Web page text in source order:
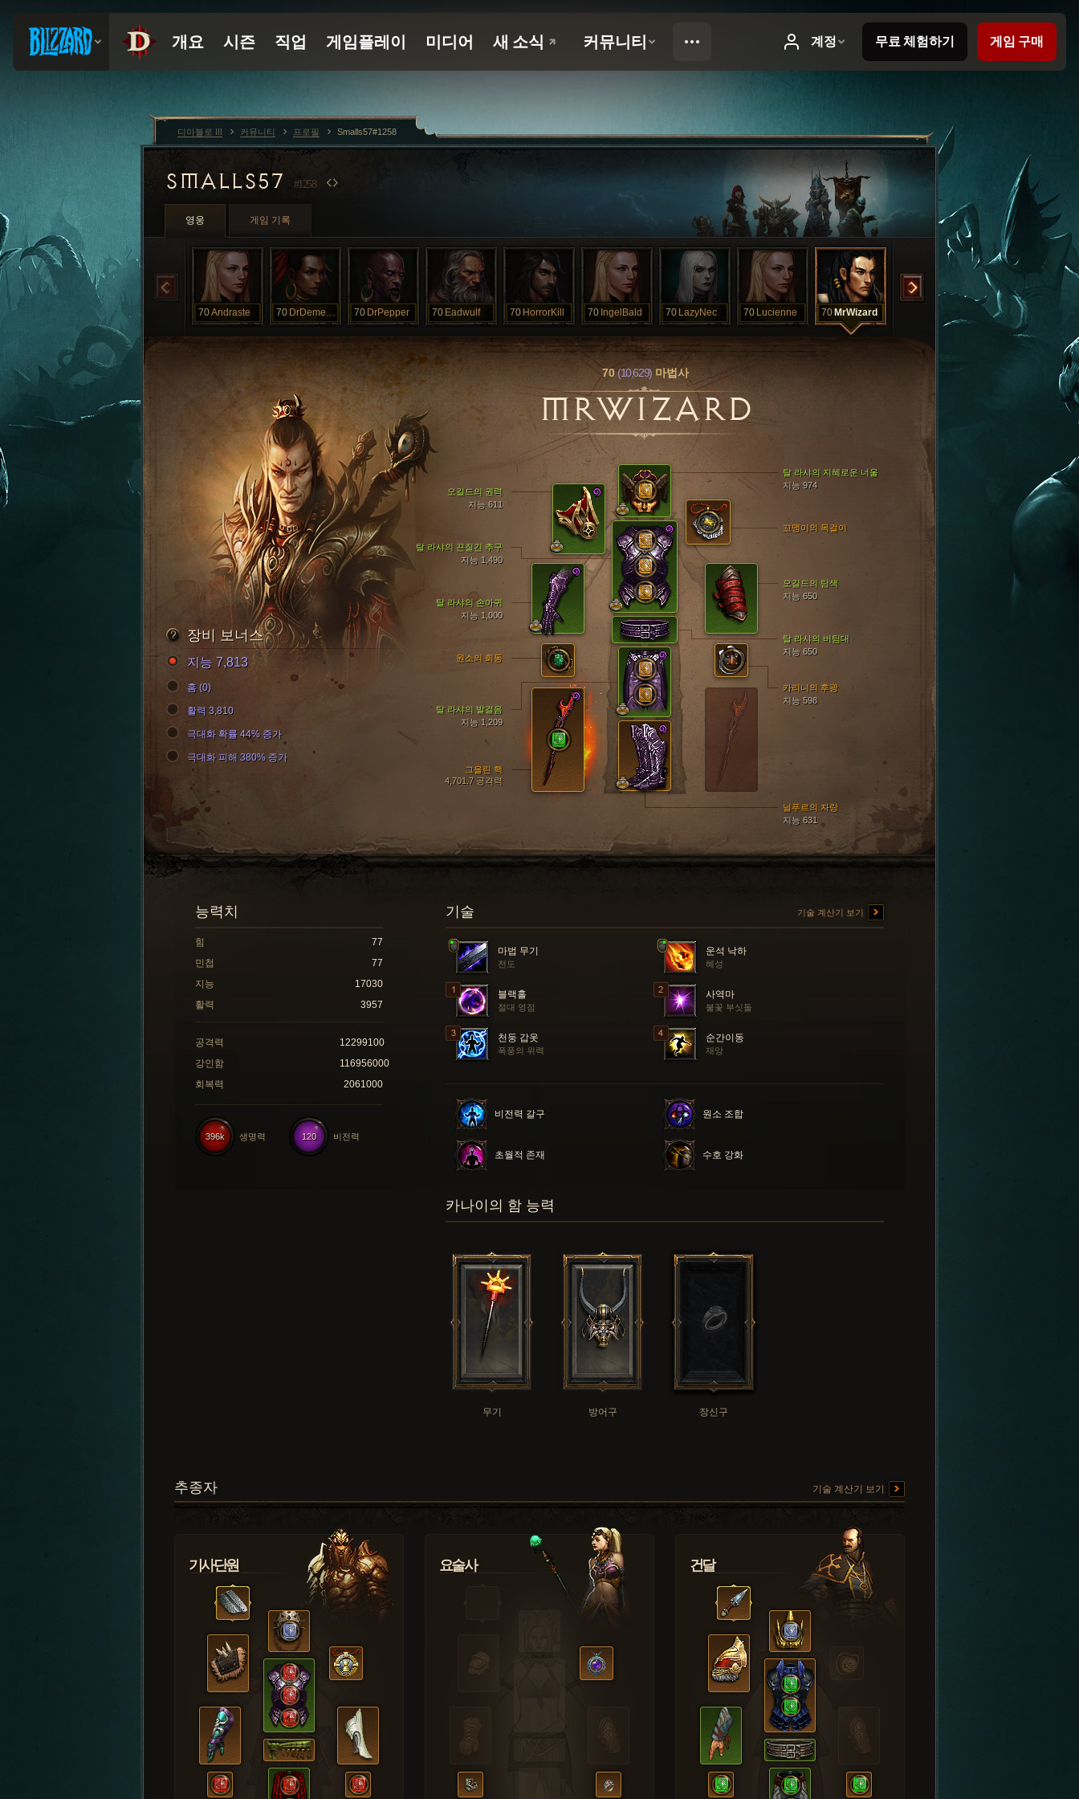
SMALLS57 #1258
영웅 게임 기록
70Andraste 70 DrDemento 70 DrPepper 70 Eadwulf 70 HorrorKill 70 IngelBald 70 LazyNec 70 Lucienne 70 MrWizard 70 Rainey
70(10,629)마법사
MRWIZARD
탈 라샤의 지혜로운 너울
지능 974
탈 라샤의 끈질긴 추구
지능 1,490
닐푸르의 자랑
지능 631
탈 라샤의 손아귀
지능 1,000
오길드의 권력
지능 611
탈 라샤의 발걸음
지능 1,209
오길드의 탐색
지능 650
그을린 핵
4,701.7 공격력
탈 라샤의 버팀대
지능 650
카리니의 후광
지능 598
원소의 회동
꼬맹이의 목걸이
장비 보너스
지능 7,813
홈 (0)
활력 3,810
극대화 확률 44% 증가
극대화 피해 380% 증가
기술 기술 계산기 보기
마법 무기
전도
운석 낙하
혜성
블랙홀
절대 영점
사역마
불꽃 부싯돌
천둥 갑옷
폭풍의 위력
순간이동
재앙
비전력 갈구 원소 조합
초월적 존재 수호 강화
능력치
힘
77
민첩
77
지능
17030
활력
3957
공격력
12299100
강인함
116956000
회복력
2061000
120 비전력
396k 생명력
카나이의 함 능력
무기 방어구 장신구
추종자 기술 계산기 보기
기사단원 요술사 건달
디아블로 III 커뮤니티 프로필 Smalls57#1258